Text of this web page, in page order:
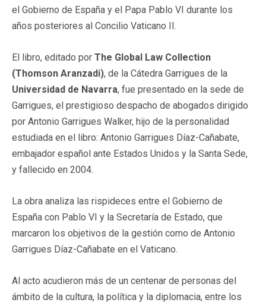
el Gobierno de España y el Papa Pablo VI durante los
años posteriores al Concilio Vaticano II.
El libro, editado por The Global Law Collection
(Thomson Aranzadi), de la Cátedra Garrigues de la
Universidad de Navarra, fue presentado en la sede de
Garrigues, el prestigioso despacho de abogados dirigido
por Antonio Garrigues Walker, hijo de la personalidad
estudiada en el libro: Antonio Garrigues Díaz-Cañabate,
embajador español ante Estados Unidos y la Santa Sede,
y fallecido en 2004.
La obra analiza las rispideces entre el Gobierno de
España con Pablo VI y la Secretaría de Estado, que
marcaron los objetivos de la gestión como de Antonio
Garrigues Díaz-Cañabate en el Vaticano.
Al acto acudieron más de un centenar de personas del
ámbito de la cultura, la política y la diplomacia, entre los